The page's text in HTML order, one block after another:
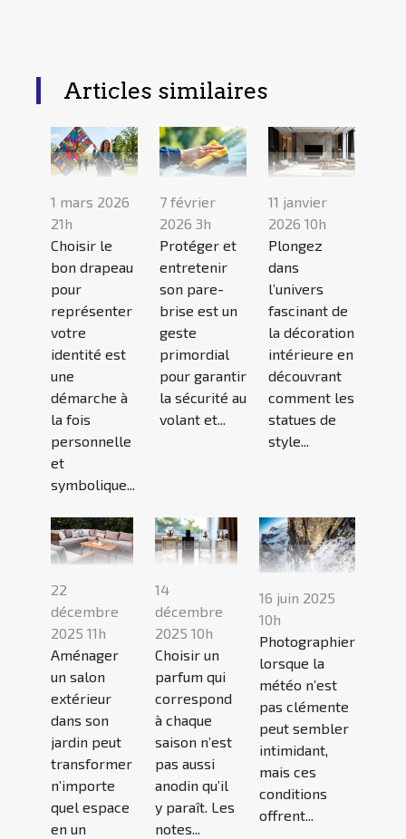
Articles similaires
1 mars 2026
21h
Choisir le
bon drapeau
pour
représenter
votre
identité est
une
démarche à
la fois
personnelle
et
symbolique...
7 février
2026 3h
Protéger et
entretenir
son pare-
brise est un
geste
primordial
pour garantir
la sécurité au
volant et...
11 janvier
2026 10h
Plongez
dans
l’univers
fascinant de
la décoration
intérieure en
découvrant
comment les
statues de
style...
22
décembre
2025 11h
Aménager
un salon
extérieur
dans son
jardin peut
transformer
n’importe
quel espace
en un
14
décembre
2025 10h
Choisir un
parfum qui
correspond
à chaque
saison n’est
pas aussi
anodin qu’il
y paraît. Les
notes...
16 juin 2025
10h
Photographier
lorsque la
météo n’est
pas clémente
peut sembler
intimidant,
mais ces
conditions
offrent...